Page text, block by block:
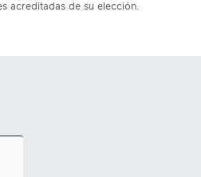
acreditadas de su elección.